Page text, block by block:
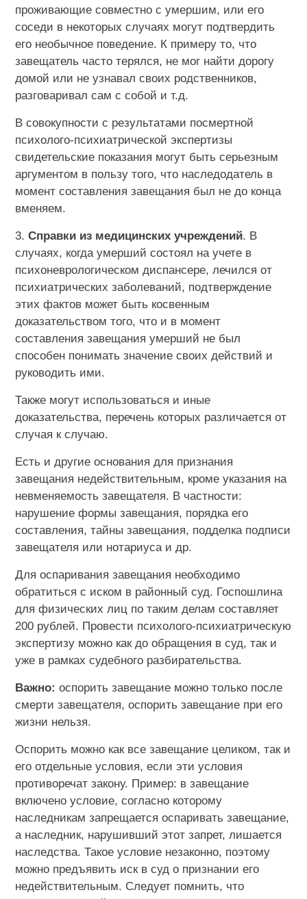
проживающие совместно с умершим, или его
соседи в некоторых случаях могут подтвердить
его необычное поведение. К примеру то, что
завещатель часто терялся, не мог найти дорогу
домой или не узнавал своих родственников,
разговаривал сам с собой и т.д.
В совокупности с результатами посмертной
психолого-психиатрической экспертизы
свидетельские показания могут быть серьезным
аргументом в пользу того, что наследодатель в
момент составления завещания был не до конца
вменяем.
3. Справки из медицинских учреждений. В
случаях, когда умерший состоял на учете в
психоневрологическом диспансере, лечился от
психиатрических заболеваний, подтверждение
этих фактов может быть косвенным
доказательством того, что и в момент
составления завещания умерший не был
способен понимать значение своих действий и
руководить ими.
Также могут использоваться и иные
доказательства, перечень которых различается от
случая к случаю.
Есть и другие основания для признания
завещания недействительным, кроме указания на
невменяемость завещателя. В частности:
нарушение формы завещания, порядка его
составления, тайны завещания, подделка подписи
завещателя или нотариуса и др.
Для оспаривания завещания необходимо
обратиться с иском в районный суд. Госпошлина
для физических лиц по таким делам составляет
200 рублей. Провести психолого-психиатрическую
экспертизу можно как до обращения в суд, так и
уже в рамках судебного разбирательства.
Важно: оспорить завещание можно только после
смерти завещателя, оспорить завещание при его
жизни нельзя.
Оспорить можно как все завещание целиком, так и
его отдельные условия, если эти условия
противоречат закону. Пример: в завещание
включено условие, согласно которому
наследникам запрещается оспаривать завещание,
а наследник, нарушивший этот запрет, лишается
наследства. Такое условие незаконно, поэтому
можно предъявить иск в суд о признании его
недействительным. Следует помнить, что